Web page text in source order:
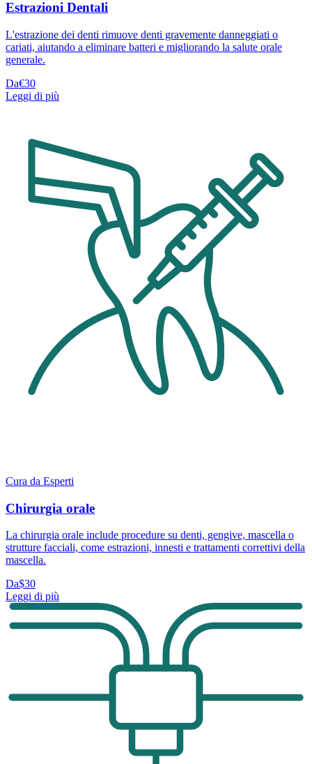
Estrazioni Dentali
L'estrazione dei denti rimuove denti gravemente danneggiati o
cariati, aiutando a eliminare batteri e migliorando la salute orale
generale.
Da€30
Leggi di più
Cura da Esperti
Chirurgia orale
La chirurgia orale include procedure su denti, gengive, mascella o
strutture facciali, come estrazioni, innesti e trattamenti correttivi della
mascella.
Da$30
Leggi di più